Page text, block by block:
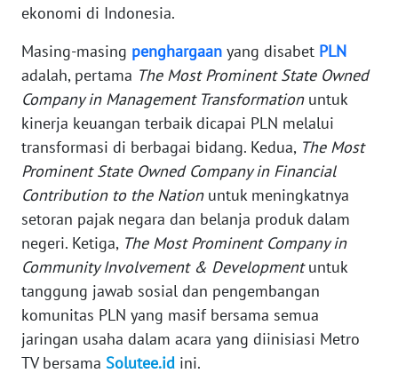
ekonomi di Indonesia.
Masing-masing penghargaan yang disabet PLN
adalah, pertama The Most Prominent State Owned
Company in Management Transformationuntuk
kinerja keuangan terbaik dicapai PLN melalui
transformasi di berbagai bidang. Kedua, The Most
Prominent State Owned Company in Financial
Contribution to the Nationuntuk meningkatnya
setoran pajak negara dan belanja produk dalam
negeri. Ketiga, The Most Prominent Company in
Community Involvement & Developmentuntuk
tanggung jawab sosial dan pengembangan
komunitas PLN yang masif bersama semua
jaringan usaha dalam acara yang diinisiasi Metro
TV bersama Solutee.id ini.
Wahana
News
Regional
WN
SUMUT
WN
JAKARTA
JABAR
WN
BANTEN